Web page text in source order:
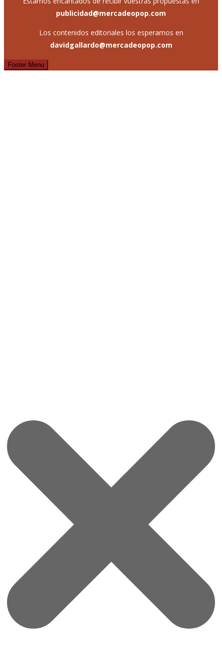
publicidad@mercadeopop.com
Los contenidos editoriales los esperamos en
davidgallardo@mercadeopop.com
Footer Menu